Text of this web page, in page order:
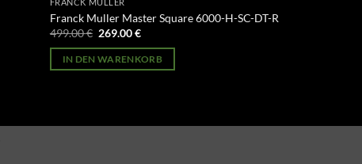
Franck Muller Master Square 6000-H-SC-DT-R
499.00€ Ursprünglicher
war:
499.00 €
269.00€Aktueller
ist:
269.00 €.
IN DEN WARENKORB